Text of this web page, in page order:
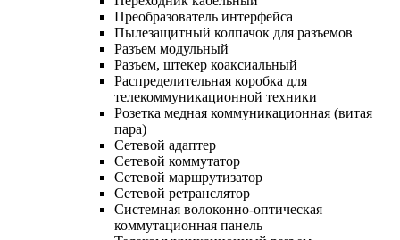
Преобразователь интерфейса
Пылезащитный колпачок для разъемов
Разъем модульный
Разъем, штекер коаксиальный
Распределительная коробка для
телекоммуникационной техники
Розетка медная коммуникационная (витая
пара)
Сетевой адаптер
Сетевой коммутатор
Сетевой маршрутизатор
Сетевой ретранслятор
Системная волоконно-оптическая
коммутационная панель